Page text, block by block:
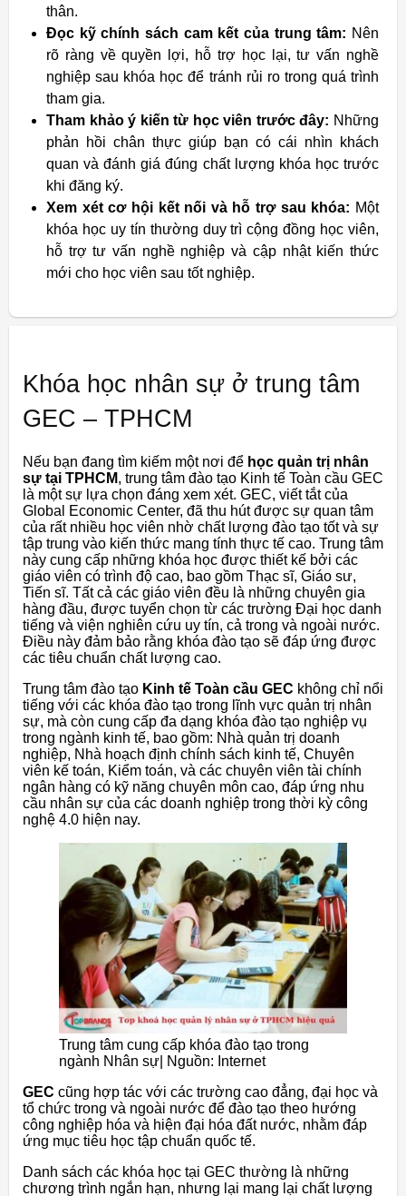
thân.
Đọc kỹ chính sách cam kết của trung tâm: Nên
rõ ràng về quyền lợi, hỗ trợ học lại, tư vấn nghề
nghiệp sau khóa học để tránh rủi ro trong quá trình
tham gia.
Tham khảo ý kiến từ học viên trước đây: Những
phản hồi chân thực giúp bạn có cái nhìn khách
quan và đánh giá đúng chất lượng khóa học trước
khi đăng ký.
Xem xét cơ hội kết nối và hỗ trợ sau khóa: Một
khóa học uy tín thường duy trì cộng đồng học viên,
hỗ trợ tư vấn nghề nghiệp và cập nhật kiến thức
mới cho học viên sau tốt nghiệp.
Khóa học nhân sự ở trung tâm
GEC – TPHCM
Nếu bạn đang tìm kiếm một nơi để học quản trị nhân
sự tại TPHCM, trung tâm đào tạo Kinh tế Toàn cầu GEC
là một sự lựa chọn đáng xem xét. GEC, viết tắt của
Global Economic Center, đã thu hút được sự quan tâm
của rất nhiều học viên nhờ chất lượng đào tạo tốt và sự
tập trung vào kiến thức mang tính thực tế cao. Trung tâm
này cung cấp những khóa học được thiết kế bởi các
giáo viên có trình độ cao, bao gồm Thạc sĩ, Giáo sư,
Tiến sĩ. Tất cả các giáo viên đều là những chuyên gia
hàng đầu, được tuyển chọn từ các trường Đại học danh
tiếng và viện nghiên cứu uy tín, cả trong và ngoài nước.
Điều này đảm bảo rằng khóa đào tạo sẽ đáp ứng được
các tiêu chuẩn chất lượng cao.
Trung tâm đào tạo Kinh tế Toàn cầu GEC không chỉ nổi
tiếng với các khóa đào tạo trong lĩnh vực quản trị nhân
sự, mà còn cung cấp đa dạng khóa đào tạo nghiệp vụ
trong ngành kinh tế, bao gồm: Nhà quản trị doanh
nghiệp, Nhà hoạch định chính sách kinh tế, Chuyên
viên kế toán, Kiểm toán, và các chuyên viên tài chính
ngân hàng có kỹ năng chuyên môn cao, đáp ứng nhu
cầu nhân sự của các doanh nghiệp trong thời kỳ công
nghệ 4.0 hiện nay.
Trung tâm cung cấp khóa đào tạo trong
ngành Nhân sự| Nguồn: Internet
GEC cũng hợp tác với các trường cao đẳng, đại học và
tổ chức trong và ngoài nước để đào tạo theo hướng
công nghiệp hóa và hiện đại hóa đất nước, nhằm đáp
ứng mục tiêu học tập chuẩn quốc tế.
Danh sách các khóa học tại GEC thường là những
chương trình ngắn hạn, nhưng lại mang lại chất lượng